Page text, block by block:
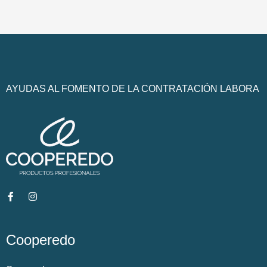
AYUDAS AL FOMENTO DE LA CONTRATACIÓN LABORA
Cooperedo